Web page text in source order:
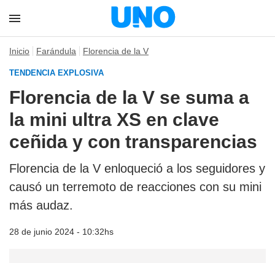
Inicio Farándula Florencia de la V
TENDENCIA EXPLOSIVA
Florencia de la V se suma a
la mini ultra XS en clave
ceñida y con transparencias
Florencia de la V enloqueció a los seguidores y
causó un terremoto de reacciones con su mini
más audaz.
28 de junio 2024 - 10:32hs